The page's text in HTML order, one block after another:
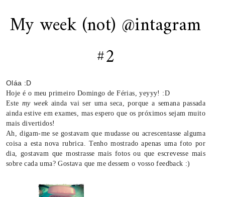
My week (not) @intagram
#2
Oláa :D
Hoje é o meu primeiro Domingo de Férias, yeyyy! :D
Este my week ainda vai ser uma seca, porque a semana passada
ainda estive em exames, mas espero que os próximos sejam muito
mais divertidos!
Ah, digam-me se gostavam que mudasse ou acrescentasse alguma
coisa a esta nova rubrica. Tenho mostrado apenas uma foto por
dia, gostavam que mostrasse mais fotos ou que escrevesse mais
sobre cada uma? Gostava que me dessem o vosso feedback :)